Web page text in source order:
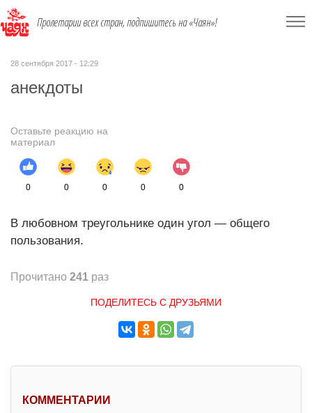
Пролетарии всех стран, подпишитесь на «Чаян»!
28 сентября 2017 - 12:29
анекдоты
Оставьте реакцию на
материал
0 0 0 0 0
В любовном треугольнике один угол — общего
пользования.
Прочитано 241 раз
ПОДЕЛИТЕСЬ С ДРУЗЬЯМИ
КОММЕНТАРИИ